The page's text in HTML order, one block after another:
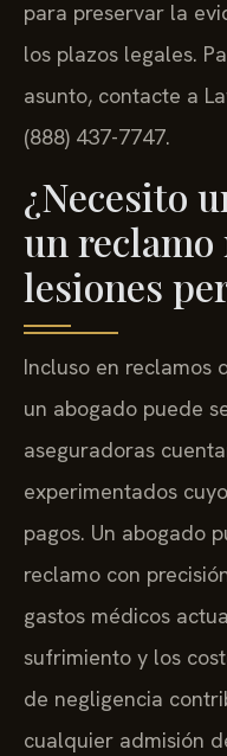
para preservar la
los plazos legales.
asunto, contacte a
(888) 437-7747.
¿Necesito
un
lesiones
Incluso en reclamos
un abogado puede
aseguradoras
experimentados
pagos. Un abogado
reclamo con
gastos médicos
sufrimiento y los
de negligencia
cualquier admisión